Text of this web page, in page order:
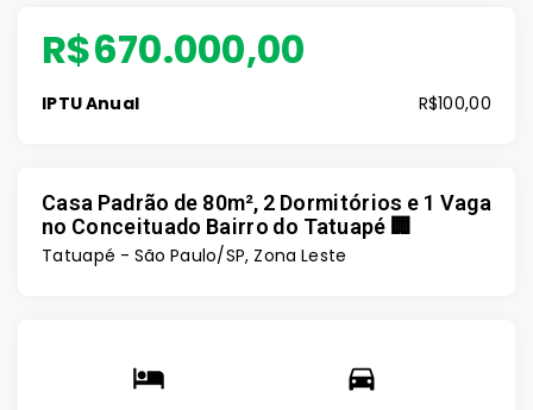
R$670.000,00
IPTU Anual R$100,00
Casa Padrão de 80m², 2 Dormitórios e 1 Vaga
no Conceituado Bairro do Tatuapé 🏢
Tatuapé - São Paulo/SP, Zona Leste